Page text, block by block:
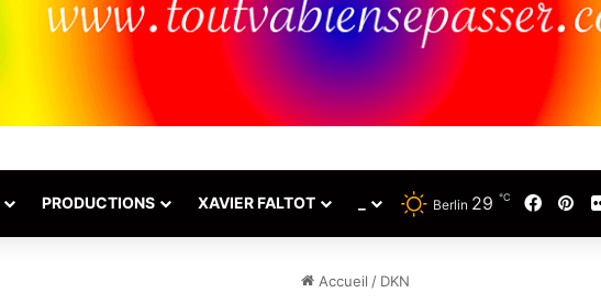
PRODUCTIONS XAVIER FALTOT Berlin 29 ℃
Accueil / DKN